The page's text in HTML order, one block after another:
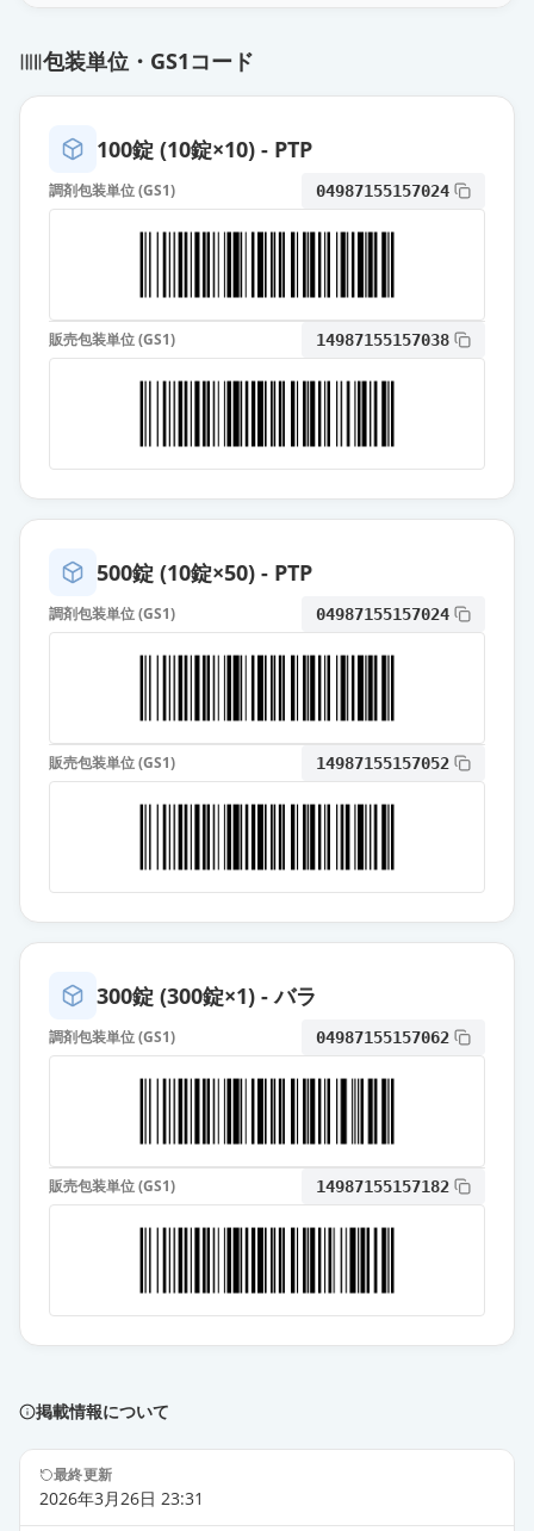
包装単位・GS1コード
100錠 (10錠×10) - PTP
調剤包装単位 (GS1) 04987155157024
販売包装単位 (GS1) 14987155157038
500錠 (10錠×50) - PTP
調剤包装単位 (GS1) 04987155157024
販売包装単位 (GS1) 14987155157052
300錠 (300錠×1) - バラ
調剤包装単位 (GS1) 04987155157062
販売包装単位 (GS1) 14987155157182
掲載情報について
最終更新
2026年3月26日 23:31